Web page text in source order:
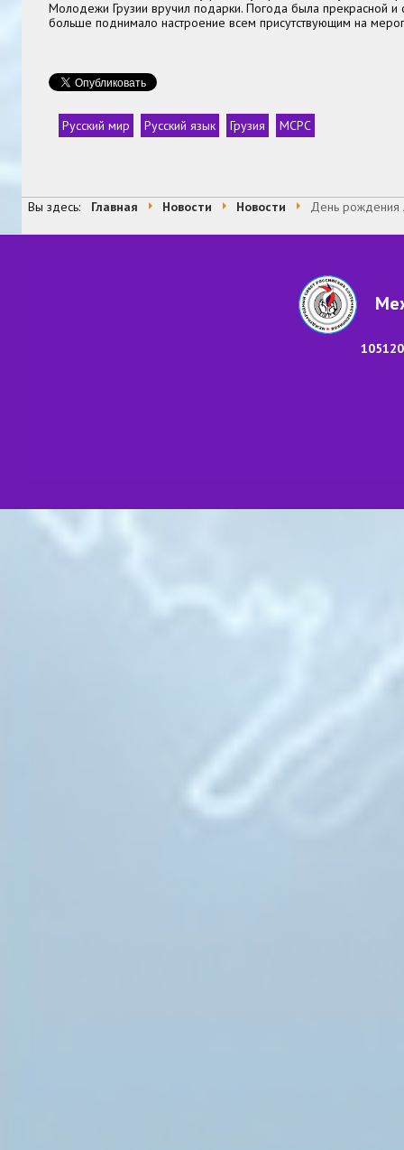
Молодежи Грузии вручил подарки. Погода была прекрасной и
больше поднимало настроение всем присутствующим на
Русский мир Русский язык Грузия МСРС
Вы здесь: Главная Новости Новости День рождения